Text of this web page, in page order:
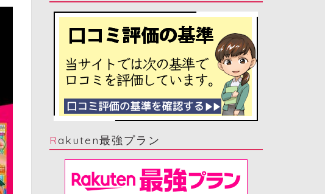
Rakuten最強プラン